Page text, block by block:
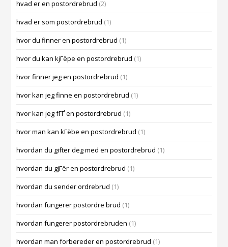
hvad er en postordrebrud (2)
hvad er som postordrebrud (1)
hvor du finner en postordrebrud (1)
hvor du kan kjГёpe en postordrebrud (1)
hvor finner jeg en postordrebrud (1)
hvor kan jeg finne en postordrebrud (1)
hvor kan jeg fГҐ en postordrebrud (1)
hvor man kan kГёbe en postordrebrud (1)
hvordan du gifter deg med en postordrebrud (1)
hvordan du gjГёr en postordrebrud (1)
hvordan du sender ordrebrud (1)
hvordan fungerer postordre brud (1)
hvordan fungerer postordrebruden (1)
hvordan man forbereder en postordrebrud (1)